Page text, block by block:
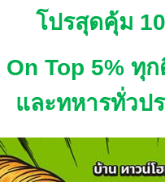
โปรสุดคุ้ม 10
On Top 5% ทุก
และทหารทั่วป